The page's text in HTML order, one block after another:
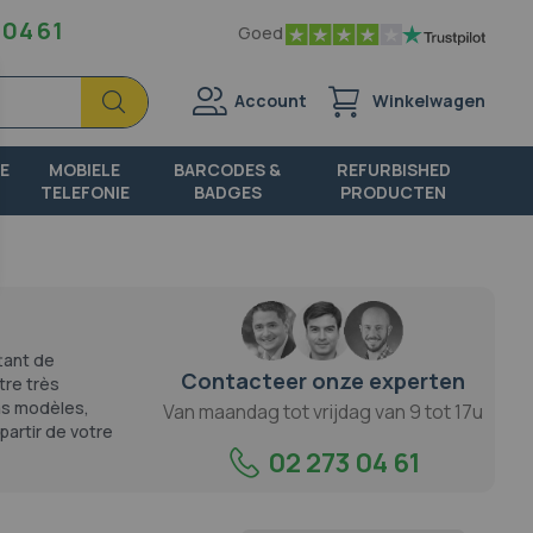
61 Goed
Zoek
Zoek
Account Winkelwagen
MOBIELE
TELEFONIE
BARCODES &
BADGES
REFURBISHED
PRODUCTEN
de
très
modèles,
de votre
Contacteer onze experten
Van maandag tot vrijdag van 9 tot 17u
02 273 04 61